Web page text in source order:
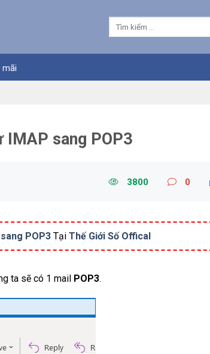
mãi
sang POP3
0
3800
POP3 Tại Thế Giới Số Offical
ta sẽ có 1 mail POP3.